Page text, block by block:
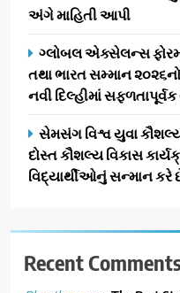
અંગે માહિતી આપી
ગ્લોબલ એક્સેલન્સ ફોરમ
તથા ભારત સમ્માન
નવી દિલ્હીમાં
સેમસંગ વિશ્વ યુવા
દોસ્ત કૌશલ્ય વિકાસ
વિદ્યાર્થીઓનું સન્માન કરે
Recent